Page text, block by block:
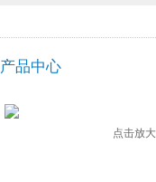
产品中心
点击放大